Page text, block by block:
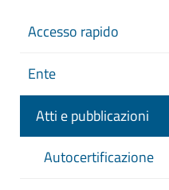
Accesso rapido
Ente
Atti e pubblicazioni
Autocertificazione